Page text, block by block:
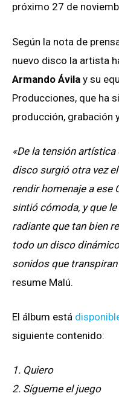
próximo 27 de
Según la nota de
nuevo disco la artista
Armando Ávila y su
Producciones, que ha
producción, grabación
«De la tensión
disco surgió otra vez
rendir homenaje a ese
sintió cómoda, y que
radiante que tan bien
todo un disco
sonidos que transpiran
resume Malú.
El álbum está
siguiente contenido:
1. Quiero
2. Sígueme el juego